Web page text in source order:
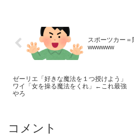
スポーツカー
wwwwww
ゼーリエ「好きな魔法を１つ授けよう」
ワイ「女を操る魔法をくれ」←これ最強
やろ
コメント